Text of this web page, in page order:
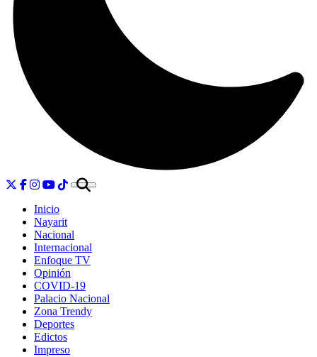
Inicio
Nayarit
Nacional
Internacional
Enfoque TV
Opinión
COVID-19
Palacio Nacional
Zona Trendy
Deportes
Edictos
Impreso